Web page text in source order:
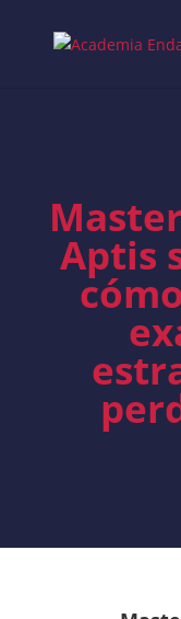
content
Aptis